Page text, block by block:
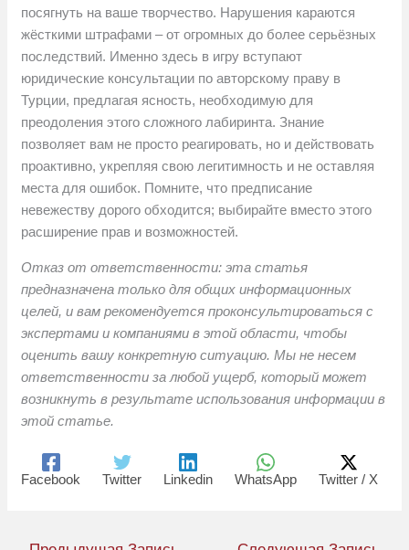
посягнуть на ваше творчество. Нарушения караются
жёсткими штрафами – от огромных до более серьёзных
последствий. Именно здесь в игру вступают
юридические консультации по авторскому праву в
Турции, предлагая ясность, необходимую для
преодоления этого сложного лабиринта. Знание
позволяет вам не просто реагировать, но и действовать
проактивно, укрепляя свою легитимность и не оставляя
места для ошибок. Помните, что предписание
невежеству дорого обходится; выбирайте вместо этого
расширение прав и возможностей.
Отказ от ответственности: эта статья
предназначена только для общих информационных
целей, и вам рекомендуется проконсультироваться с
экспертами и компаниями в этой области, чтобы
оценить вашу конкретную ситуацию. Мы не несем
ответственности за любой ущерб, который может
возникнуть в результате использования информации в
этой статье.
Facebook Twitter Linkedin WhatsApp Twitter / X